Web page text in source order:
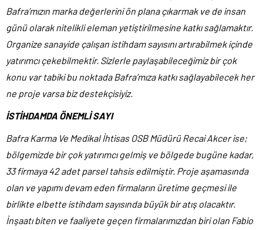
Bafra’mızın marka değerlerini ön plana çıkarmak ve de insan
günü olarak nitelikli eleman yetiştirilmesine katkı sağlamaktır.
Organize sanayide çalışan istihdam sayısını artırabilmek içinde
yatırımcı çekebilmektir. Sizlerle paylaşabileceğimiz bir çok
konu var tabiki bu noktada Bafra’mıza katkı sağlayabilecek her
ne proje varsa biz destekçisiyiz.
İSTİHDAMDA ÖNEMLİ SAYI
Bafra Karma Ve Medikal İhtisas OSB Müdürü Recai Akcer ise;
bölgemizde bir çok yatırımcı gelmiş ve bölgede bugüne kadar,
33 firmaya 42 adet parsel tahsis edilmiştir. Proje aşamasında
olan ve yapımı devam eden firmaların üretime geçmesi ile
birlikte elbette istihdam sayısında büyük bir atış olacaktır.
İnşaatı biten ve faaliyete geçen firmalarımızdan biri olan Fabio